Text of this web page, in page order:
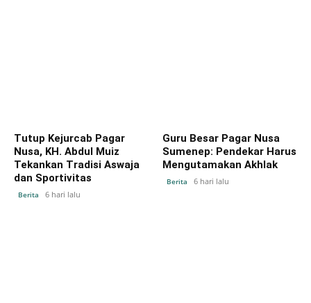
Tutup Kejurcab Pagar
Nusa, KH. Abdul Muiz
Tekankan Tradisi Aswaja
dan Sportivitas
Berita 6 hari lalu
Guru Besar Pagar Nusa
Sumenep: Pendekar Harus
Mengutamakan Akhlak
Berita 6 hari lalu